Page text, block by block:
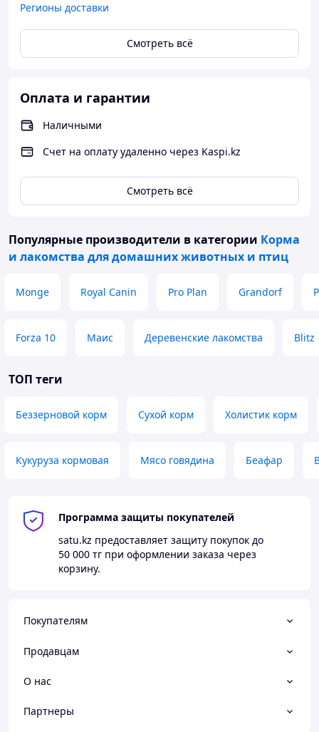
Регионы доставки
Смотреть всё
Оплата и гарантии
Наличными
Счет на оплату удаленно через Kaspi.kz
Смотреть всё
Популярные производители в категории Корма
и лакомства для домашних животных и птиц
Monge Royal Canin Pro Plan Grandorf
Forza 10 Маис Деревенские лакомства Blitz
ТОП теги
Беззерновой корм Сухой корм Холистик корм
Кукуруза кормовая Мясо говядина Беафар
Программа защиты покупателей
satu.kz предоставляет защиту покупок до
50 000 тг при оформлении заказа через
корзину.
Покупателям
Продавцам
О нас
Партнеры